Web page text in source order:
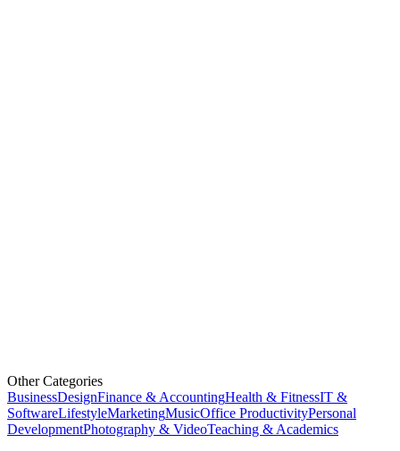
Other Categories
BusinessDesignFinance & AccountingHealth & FitnessIT &
SoftwareLifestyleMarketingMusicOffice ProductivityPersonal
DevelopmentPhotography & VideoTeaching & Academics